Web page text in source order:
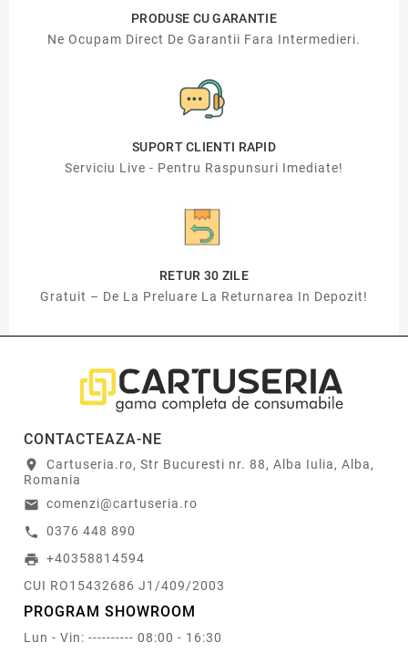
PRODUSE CU GARANTIE
Ne Ocupam Direct De Garantii Fara Intermedieri.
SUPORT CLIENTI RAPID
Serviciu Live - Pentru Raspunsuri Imediate!
RETUR 30 ZILE
Gratuit – De La Preluare La Returnarea In Depozit!
CONTACTEAZA-NE
location_on
Cartuseria.ro, Str Bucuresti nr. 88, Alba Iulia, Alba,
Romania
email comenzi@cartuseria.ro
call 0376 448 890
print +40358814594
CUI RO15432686 J1/409/2003
PROGRAM SHOWROOM
Lun - Vin: ---------- 08:00 - 16:30